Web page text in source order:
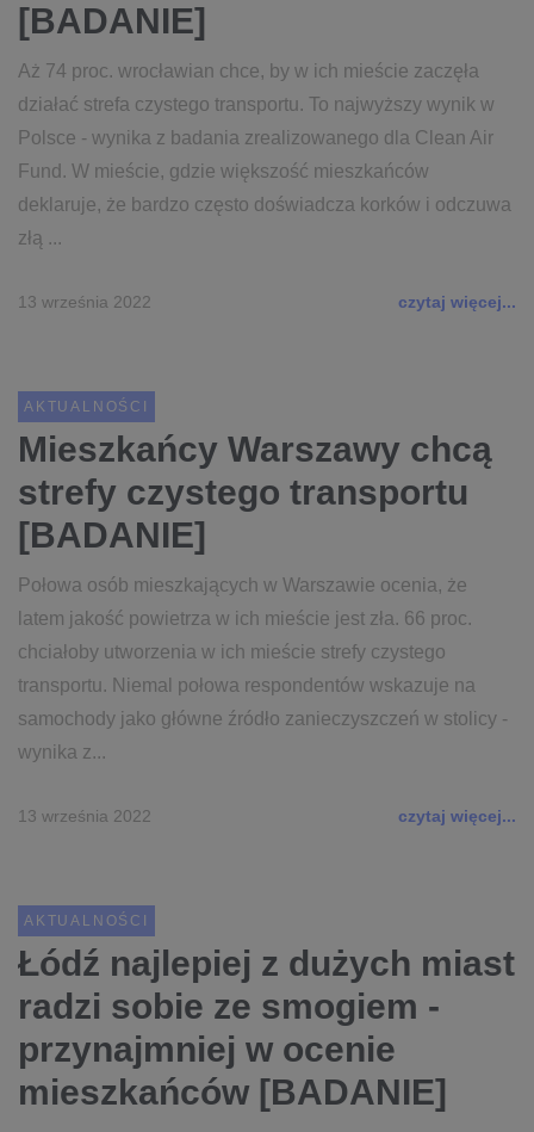
[BADANIE]
Aż 74 proc. wrocławian chce, by w ich mieście zaczęła
działać strefa czystego transportu. To najwyższy wynik w
Polsce - wynika z badania zrealizowanego dla Clean Air
Fund. W mieście, gdzie większość mieszkańców
deklaruje, że bardzo często doświadcza korków i odczuwa
złą ...
13 września 2022 czytaj więcej...
AKTUALNOŚCI
Mieszkańcy Warszawy chcą
strefy czystego transportu
[BADANIE]
Połowa osób mieszkających w Warszawie ocenia, że
latem jakość powietrza w ich mieście jest zła. 66 proc.
chciałoby utworzenia w ich mieście strefy czystego
transportu. Niemal połowa respondentów wskazuje na
samochody jako główne źródło zanieczyszczeń w stolicy -
wynika z...
13 września 2022 czytaj więcej...
AKTUALNOŚCI
Łódź najlepiej z dużych miast
radzi sobie ze smogiem -
przynajmniej w ocenie
mieszkańców [BADANIE]